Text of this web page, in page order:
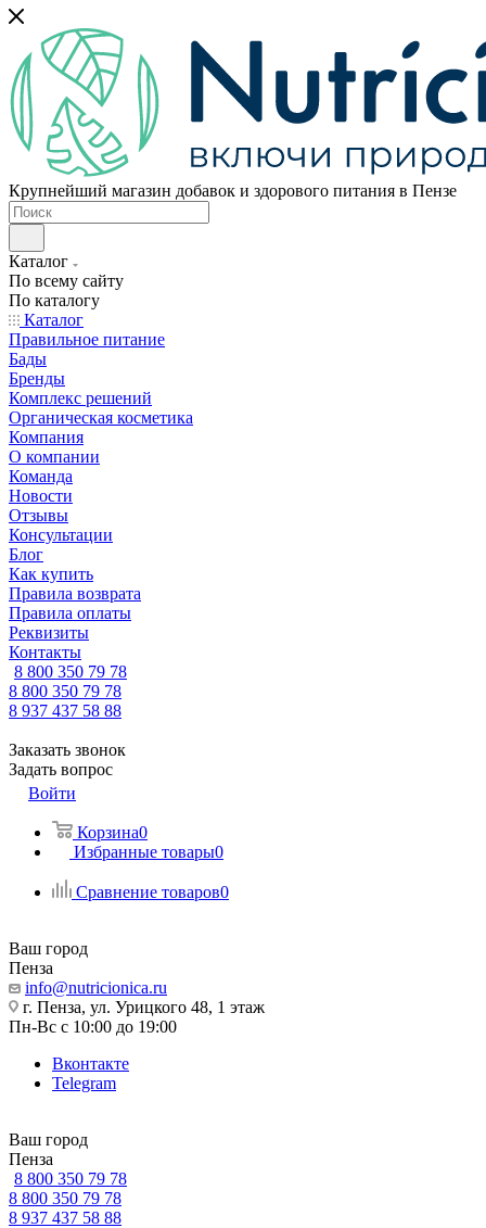
Крупнейший магазин добавок и здорового питания в Пензе
Каталог
По всему сайту
По каталогу
Каталог
Правильное питание
Бады
Бренды
Комплекс решений
Органическая косметика
Компания
О компании
Команда
Новости
Отзывы
Консультации
Блог
Как купить
Правила возврата
Правила оплаты
Реквизиты
Контакты
8 800 350 79 78
8 800 350 79 78
8 937 437 58 88
Заказать звонок
Задать вопрос
Войти
Корзина0
Избранные товары0
Сравнение товаров0
Ваш город
Пенза
info@nutricionica.ru
г. Пенза, ул. Урицкого 48, 1 этаж
Пн-Вс с 10:00 до 19:00
Вконтакте
Telegram
Ваш город
Пенза
8 800 350 79 78
8 800 350 79 78
8 937 437 58 88